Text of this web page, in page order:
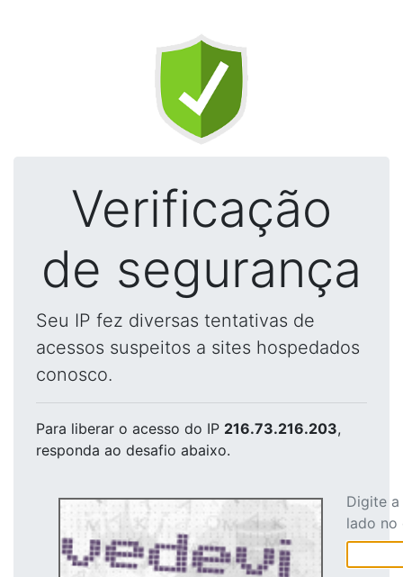
Verificação
de segurança
Seu IP fez diversas tentativas de
acessos suspeitos a sites hospedados
conosco.
Para liberar o acesso do IP 216.73.216.203,
responda ao desafio abaixo.
Digite
lado no